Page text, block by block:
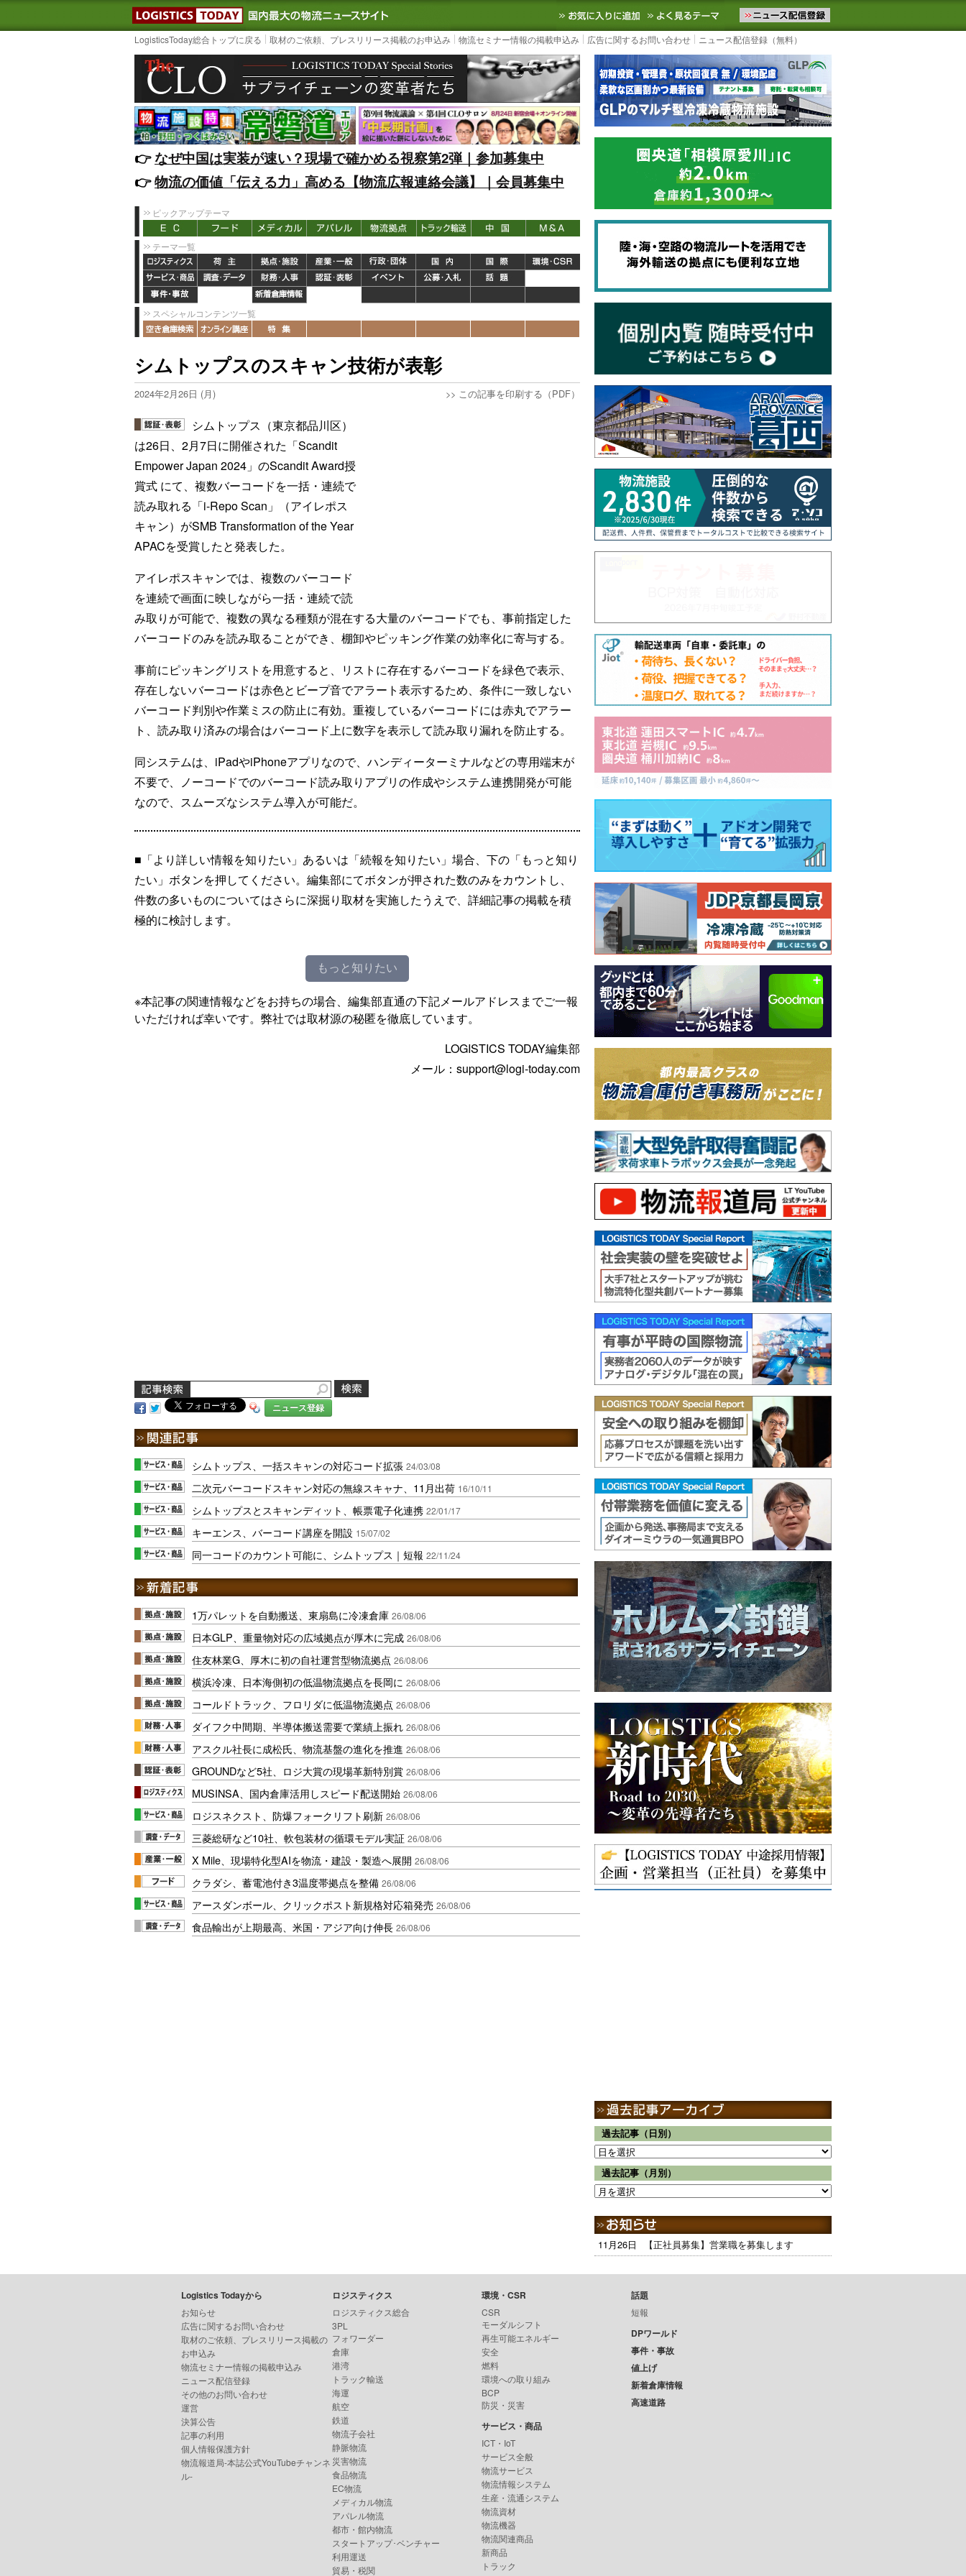
LOGISTICS TODAY｜国内最大の物流ニュースサイト3PL, SCMなど国内外の最新の物流ニュースをお届けします。物流ニュースメール配信を登録す
お気に入りに追加 よく見るテーマ
LogisticsToday総合トップに戻る 取材のご依頼、プレスリリース掲載のお申込み 物流セミナー情報の掲載申込み 広告に関するお問い合わせ ニュース配信登録（無料）
👉️なぜ中国は実装が速い？現場で確かめる視察第2弾｜参加募集中
👉️物流の価値「伝える力」高める【物流広報連絡会議】｜会員募集中
ピックアップテーマ
テーマ一覧
スペシャルコンテンツ一覧
シムトップスのスキャン技術が表彰
2024年2月26日 (月) >> この記事を印刷する（PDF）
シムトップス（東京都品川区）
は26日、2月7日に開催された「Scandit
Empower Japan 2024」のScandit Award授
賞式 にて、複数バーコードを一括・連続で
読み取れる「i-Repo Scan」（アイレポス
キャン）がSMB Transformation of the Year
APACを受賞したと発表した。
アイレポスキャンでは、複数のバーコード
を連続で画面に映しながら一括・連続で読
み取りが可能で、複数の異なる種類が混在する大量のバーコードでも、事前指定した
バーコードのみを読み取ることができ、棚卸やピッキング作業の効率化に寄与する。
事前にピッキングリストを用意すると、リストに存在するバーコードを緑色で表示、
存在しないバーコードは赤色とビープ音でアラート表示するため、条件に一致しない
バーコード判別や作業ミスの防止に有効。重複しているバーコードには赤丸でアラー
ト、読み取り済みの場合はバーコード上に数字を表示して読み取り漏れを防止する。
同システムは、iPadやiPhoneアプリなので、ハンディーターミナルなどの専用端末が
不要で、ノーコードでのバーコード読み取りアプリの作成やシステム連携開発が可能
なので、スムーズなシステム導入が可能だ。
■「より詳しい情報を知りたい」あるいは「続報を知りたい」場合、下の「もっと知り
たい」ボタンを押してください。編集部にてボタンが押された数のみをカウントし、
件数の多いものについてはさらに深掘り取材を実施したうえで、詳細記事の掲載を積
極的に検討します。
もっと知りたい
※本記事の関連情報などをお持ちの場合、編集部直通の下記メールアドレスまでご一報
いただければ幸いです。弊社では取材源の秘匿を徹底しています。
LOGISTICS TODAY編集部
メール：support@logi-today.com
ニュース登録
シムトップス、一括スキャンの対応コード拡張 24/03/08
二次元バーコードスキャン対応の無線スキャナ、11月出荷 16/10/11
シムトップスとスキャンディット、帳票電子化連携 22/01/17
キーエンス、バーコード講座を開設 15/07/02
同一コードのカウント可能に、シムトップス｜短報 22/11/24
1万パレットを自動搬送、東扇島に冷凍倉庫 26/08/06
日本GLP、重量物対応の広域拠点が厚木に完成 26/08/06
住友林業G、厚木に初の自社運営型物流拠点 26/08/06
横浜冷凍、日本海側初の低温物流拠点を長岡に 26/08/06
コールドトラック、フロリダに低温物流拠点 26/08/06
ダイフク中間期、半導体搬送需要で業績上振れ 26/08/06
アスクル社長に成松氏、物流基盤の進化を推進 26/08/06
GROUNDなど5社、ロジ大賞の現場革新特別賞 26/08/06
MUSINSA、国内倉庫活用しスピード配送開始 26/08/06
ロジスネクスト、防爆フォークリフト刷新 26/08/06
三菱総研など10社、軟包装材の循環モデル実証 26/08/06
X Mile、現場特化型AIを物流・建設・製造へ展開 26/08/06
クラダシ、蓄電池付き3温度帯拠点を整備 26/08/06
アースダンボール、クリックポスト新規格対応箱発売 26/08/06
食品輸出が上期最高、米国・アジア向け伸長 26/08/06
過去記事（日別）
過去記事（月別）
11月26日 【正社員募集】営業職を募集します
Logistics Todayから
お知らせ
広告に関するお問い合わせ
取材のご依頼、プレスリリース掲載の
お申込み
物流セミナー情報の掲載申込み
ニュース配信登録
その他のお問い合わせ
運営
決算公告
記事の利用
個人情報保護方針
物流報道局-本誌公式YouTubeチャンネ
ル-
ロジスティクス
ロジスティクス総合
3PL
フォワーダー
倉庫
港湾
トラック輸送
海運
航空
鉄道
物流子会社
静脈物流
災害物流
食品物流
EC物流
メディカル物流
アパレル物流
都市・館内物流
スタートアップ･ベンチャー
利用運送
貿易・税関
環境・CSR
CSR
モーダルシフト
再生可能エネルギー
安全
燃料
環境への取り組み
BCP
防災・災害
サービス・商品
ICT・IoT
サービス全般
物流サービス
物流情報システム
生産・流通システム
物流資材
物流機器
物流関連商品
新商品
トラック
話題
短報
DPワールド
事件・事故
値上げ
新着倉庫情報
高速道路